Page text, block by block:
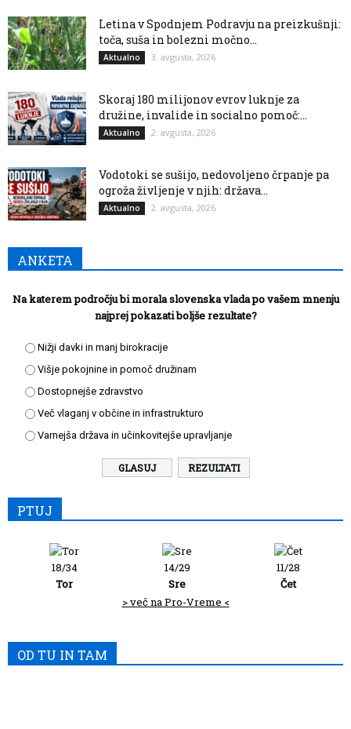
Letina v Spodnjem Podravju na preizkušnji:
toča, suša in bolezni močno...
Aktualno 3. avgusta, 2026
Skoraj 180 milijonov evrov luknje za
družine, invalide in socialno pomoč:...
Aktualno 2. avgusta, 2026
Vodotoki se sušijo, nedovoljeno črpanje pa
ogroža življenje v njih: država...
Aktualno 2. avgusta, 2026
ANKETA
Na katerem področju bi morala slovenska vlada po vašem mnenju
najprej pokazati boljše rezultate?
Nižji davki in manj birokracije
Višje pokojnine in pomoč družinam
Dostopnejše zdravstvo
Več vlaganj v občine in infrastrukturo
Varnejša država in učinkovitejše upravljanje
REZULTATI
PTUJ
18/34
Tor
14/29
Sre
11/28
Čet
> več na Pro-Vreme <
OD TU IN TAM